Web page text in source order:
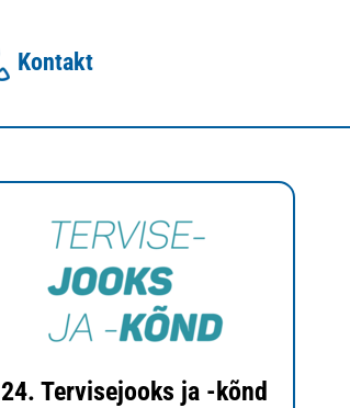
Kontakt
24. Tervisejooks ja -kõnd